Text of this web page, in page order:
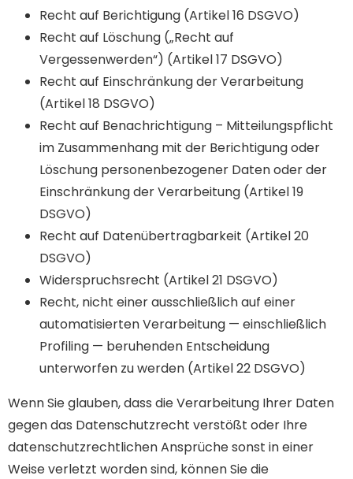
Recht auf Berichtigung (Artikel 16 DSGVO)
Recht auf Löschung („Recht auf
Vergessenwerden“) (Artikel 17 DSGVO)
Recht auf Einschränkung der Verarbeitung
(Artikel 18 DSGVO)
Recht auf Benachrichtigung – Mitteilungspflicht
im Zusammenhang mit der Berichtigung oder
Löschung personenbezogener Daten oder der
Einschränkung der Verarbeitung (Artikel 19
DSGVO)
Recht auf Datenübertragbarkeit (Artikel 20
DSGVO)
Widerspruchsrecht (Artikel 21 DSGVO)
Recht, nicht einer ausschließlich auf einer
automatisierten Verarbeitung — einschließlich
Profiling — beruhenden Entscheidung
unterworfen zu werden (Artikel 22 DSGVO)
Wenn Sie glauben, dass die Verarbeitung Ihrer Daten
gegen das Datenschutzrecht verstößt oder Ihre
datenschutzrechtlichen Ansprüche sonst in einer
Weise verletzt worden sind, können Sie die